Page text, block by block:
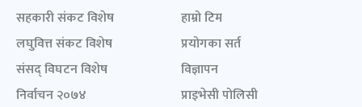
सहकारी संकट विशेष
लघुवित्त संकट विशेष
संसद् विघटन विशेष
निर्वाचन २०७४
हाम्रो टिम
प्रयोगका सर्त
विज्ञापन
प्राइभेसी पोलिसी